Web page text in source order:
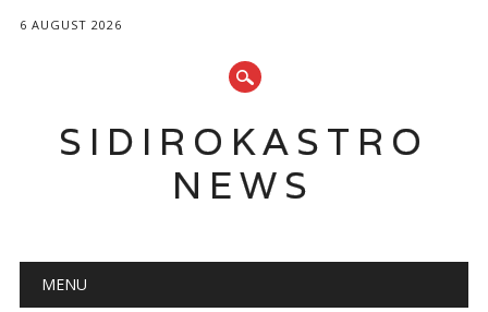
6 AUGUST 2026
SIDIROKASTRO
NEWS
Main menu
MENU